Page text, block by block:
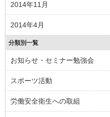
2014年11月
2014年4月
分類別一覧
お知らせ・セミナー勉強会
スポーツ活動
労働安全衛生への取組